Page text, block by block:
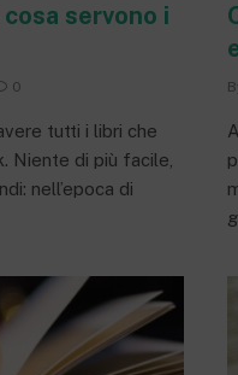
cosa servono i
0
tutti i libri che
Niente di più facile,
nell’epoca di